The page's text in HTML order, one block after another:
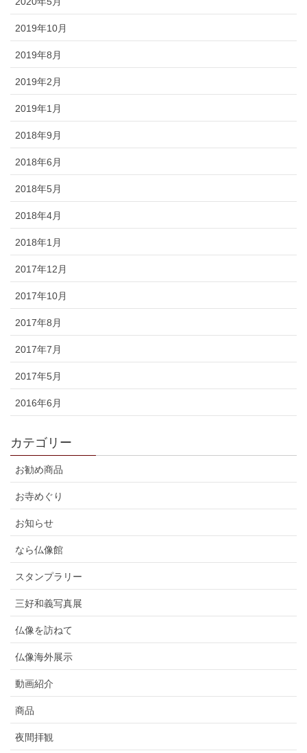
2019年10月
2019年8月
2019年2月
2019年1月
2018年9月
2018年6月
2018年5月
2018年4月
2018年1月
2017年12月
2017年10月
2017年8月
2017年7月
2017年5月
2016年6月
カテゴリー
お勧め商品
お寺めぐり
お知らせ
なら仏像館
スタンプラリー
三好和義写真展
仏像を訪ねて
仏像海外展示
動画紹介
商品
夜間拝観